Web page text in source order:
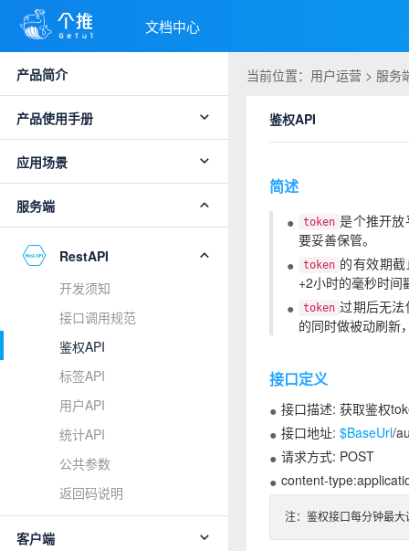
文档中心
产品简介
产品使用手册
应用场景
服务端
RestAPI
开发须知
接口调用规范
鉴权API
标签API
用户API
统计API
公共参数
返回码说明
客户端
当前位置：用户运营 > 服务
鉴权API
简述
token 是个推开
要妥善保管。
token 的有效期
+2小时的毫秒时间
token 过期后无
的同时做被动刷新
接口定义
接口描述: 获取鉴权
接口地址: $BaseUrl/
请求方式: POST
content-
注：鉴权接口每分钟最大